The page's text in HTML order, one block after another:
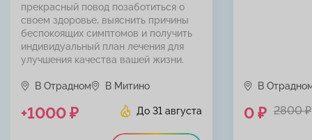
прекрасный повод позаботиться о
своем здоровье, выяснить причины
беспокоящих симптомов и получить
индивидуальный план лечения для
улучшения качества вашей жизни.
В Отрадном В Митино
До 31 августа
+1000 ₽
В
0 ₽ 2800 ₽